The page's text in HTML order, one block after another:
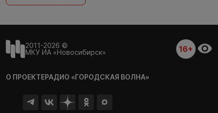
2011-2026 ©
МКУ ИА «Новосибирск»
16+
О ПРОЕКТЕРАДИО «ГОРОДСКАЯ ВОЛНА»